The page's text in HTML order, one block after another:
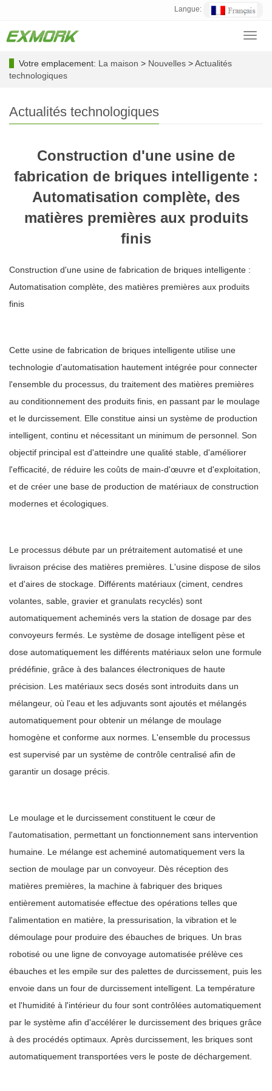
Langue:
Votre emplacement: La maison > Nouvelles >Actualités
technologiques
Actualités technologiques
Construction d'une usine de
fabrication de briques intelligente :
Automatisation complète, des
matières premières aux produits
finis
Construction d'une usine de fabrication de briques intelligente :
Automatisation complète, des matières premières aux produits
finis
Cette usine de fabrication de briques intelligente utilise une
technologie d'automatisation hautement intégrée pour connecter
l'ensemble du processus, du traitement des matières premières
au conditionnement des produits finis, en passant par le moulage
et le durcissement. Elle constitue ainsi un système de production
intelligent, continu et nécessitant un minimum de personnel. Son
objectif principal est d'atteindre une qualité stable, d'améliorer
l'efficacité, de réduire les coûts de main-d'œuvre et d'exploitation,
et de créer une base de production de matériaux de construction
modernes et écologiques.
Le processus débute par un prétraitement automatisé et une
livraison précise des matières premières. L'usine dispose de silos
et d'aires de stockage. Différents matériaux (ciment, cendres
volantes, sable, gravier et granulats recyclés) sont
automatiquement acheminés vers la station de dosage par des
convoyeurs fermés. Le système de dosage intelligent pèse et
dose automatiquement les différents matériaux selon une formule
prédéfinie, grâce à des balances électroniques de haute
précision. Les matériaux secs dosés sont introduits dans un
mélangeur, où l'eau et les adjuvants sont ajoutés et mélangés
automatiquement pour obtenir un mélange de moulage
homogène et conforme aux normes. L'ensemble du processus
est supervisé par un système de contrôle centralisé afin de
garantir un dosage précis.
Le moulage et le durcissement constituent le cœur de
l'automatisation, permettant un fonctionnement sans intervention
humaine. Le mélange est acheminé automatiquement vers la
section de moulage par un convoyeur. Dès réception des
matières premières, la machine à fabriquer des briques
entièrement automatisée effectue des opérations telles que
l'alimentation en matière, la pressurisation, la vibration et le
démoulage pour produire des ébauches de briques. Un bras
robotisé ou une ligne de convoyage automatisée prélève ces
ébauches et les empile sur des palettes de durcissement, puis les
envoie dans un four de durcissement intelligent. La température
et l'humidité à l'intérieur du four sont contrôlées automatiquement
par le système afin d'accélérer le durcissement des briques grâce
à des procédés optimaux. Après durcissement, les briques sont
automatiquement transportées vers le poste de déchargement.